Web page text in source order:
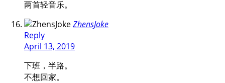
两首轻音乐。
ZhensJoke
Reply
April 13, 2019
下班，半路。
不想回家。